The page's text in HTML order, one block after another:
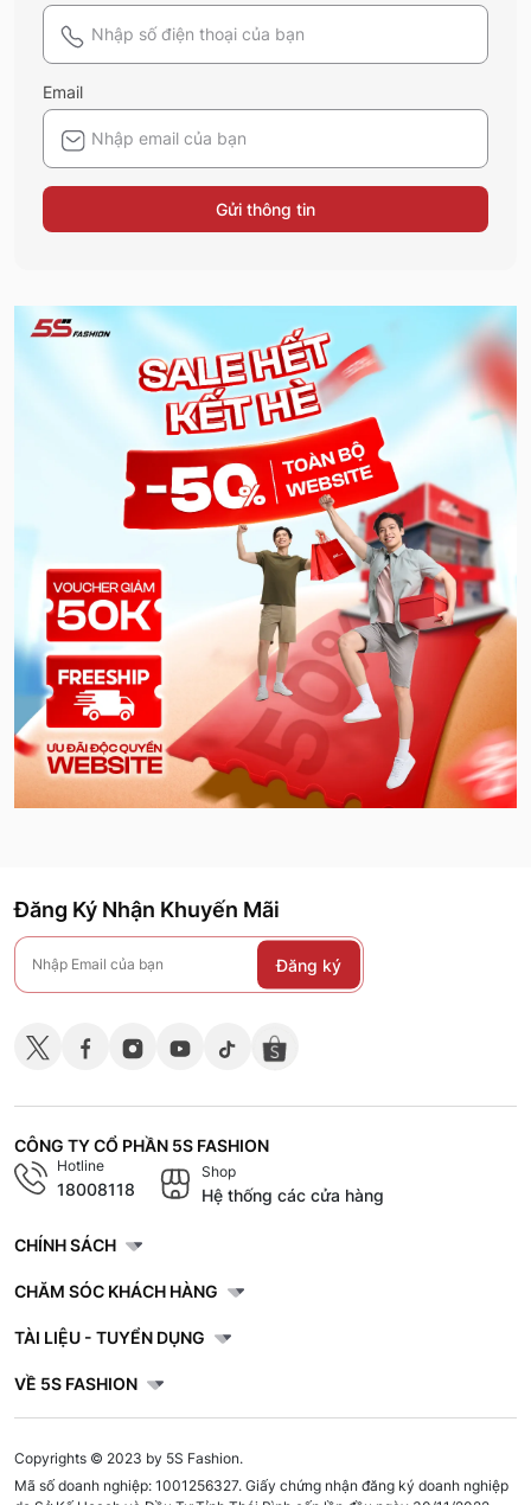
Email
Gửi thông tin
Đăng Ký Nhận Khuyến Mãi
Đăng ký
CÔNG TY CỔ PHẦN 5S FASHION
Hotline
18008118
Shop
Hệ thống các cửa hàng
CHÍNH SÁCH
CHĂM SÓC KHÁCH HÀNG
TÀI LIỆU - TUYỂN DỤNG
VỀ 5S FASHION
Copyrights © 2023 by 5S Fashion.
Mã số doanh nghiệp: 1001256327. Giấy chứng nhận đăng ký doanh nghiệp